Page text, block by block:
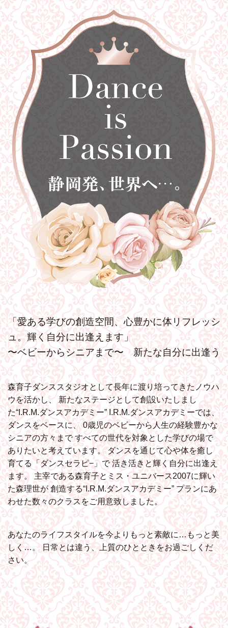
「愛ある学びの創造空間、心豊かに体リフレッシ
ュ。輝く自分に出逢えます」
〜ベビーからシニアまで〜 新たな自分に出逢う
森育子ダンススタジオとして長年に渡り培ってきたノウハ
ウを活かし、 新たなステージとして創設いたしまし
た“I.R.M.ダンスアカデミー”I.R.M.ダンスアカデミーでは、
ダンスをベースに、0歳児のベビーから人生の経験豊かな
シニアの方々まですべての世代を対象とした学びの場で
ありたいと考えています。 ダンスを通じて心や体を癒し
育てる「ダンスセラピ−」で活き活きと輝く自分に出逢え
ます。
主宰である森育子とミス・ユニバース2007に輝い
た森理世が創造する“I.R.M.ダンスアカデミー”プランにあ
わせた数々のクラスをご用意致しました。
あなたのライフスタイルを今よりもっと素敵に…もっと美
しく…。日常とは違う、上質のひとときをお過ごしくだ
さい。